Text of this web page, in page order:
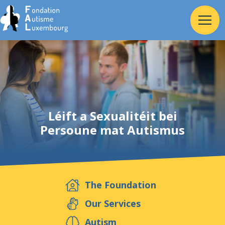
Home
Foundation
Services
Employer
Léift a Sexualitéit bei
Persoune mat Autismus
The Foundation
Our Services
Autism